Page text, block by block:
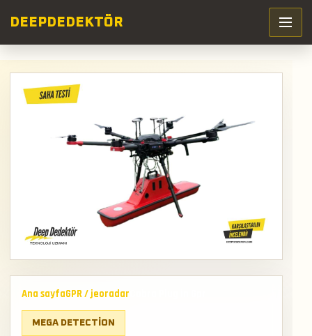
DEEP DEDEKTÖR
Ana sayfaGPR / jeoradar
MEGA DETECTION